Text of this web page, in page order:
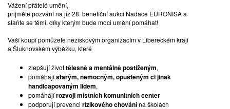
Vážení přátelé umění,
přijměte pozvání na již 28. benefiční aukci Nadace EURONISA a
staňte se těmi, díky kterým bude moci umění pomáhat!
Vaší koupí pomůžete neziskovým organizacím v Libereckém kraji
a Šluknovském výběžku, které
zlepšují živottělesně a mentálně postiženým,
pomáhajístarým, nemocným, opuštěným či jinak
handicapovaným lidem,
pomáhájírozvoji místních komunitních center
podporují prevenci rizikového chovánína školách